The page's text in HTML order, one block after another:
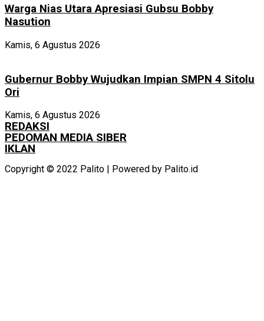
Warga Nias Utara Apresiasi Gubsu Bobby
Nasution
Kamis, 6 Agustus 2026
Gubernur Bobby Wujudkan Impian SMPN 4 Sitolu
Ori
Kamis, 6 Agustus 2026
REDAKSI
PEDOMAN MEDIA SIBER
IKLAN
Copyright © 2022 Palito | Powered by Palito.id